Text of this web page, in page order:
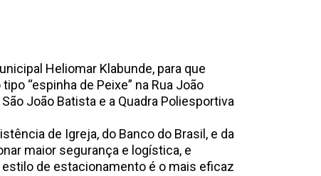
Heliomar Klabunde, para que
“espinha de Peixe” na Rua João
João Batista e a Quadra Poliesportiva
de Igreja, do Banco do Brasil, e da
maior segurança e logística, e
de estacionamento é o mais eficaz